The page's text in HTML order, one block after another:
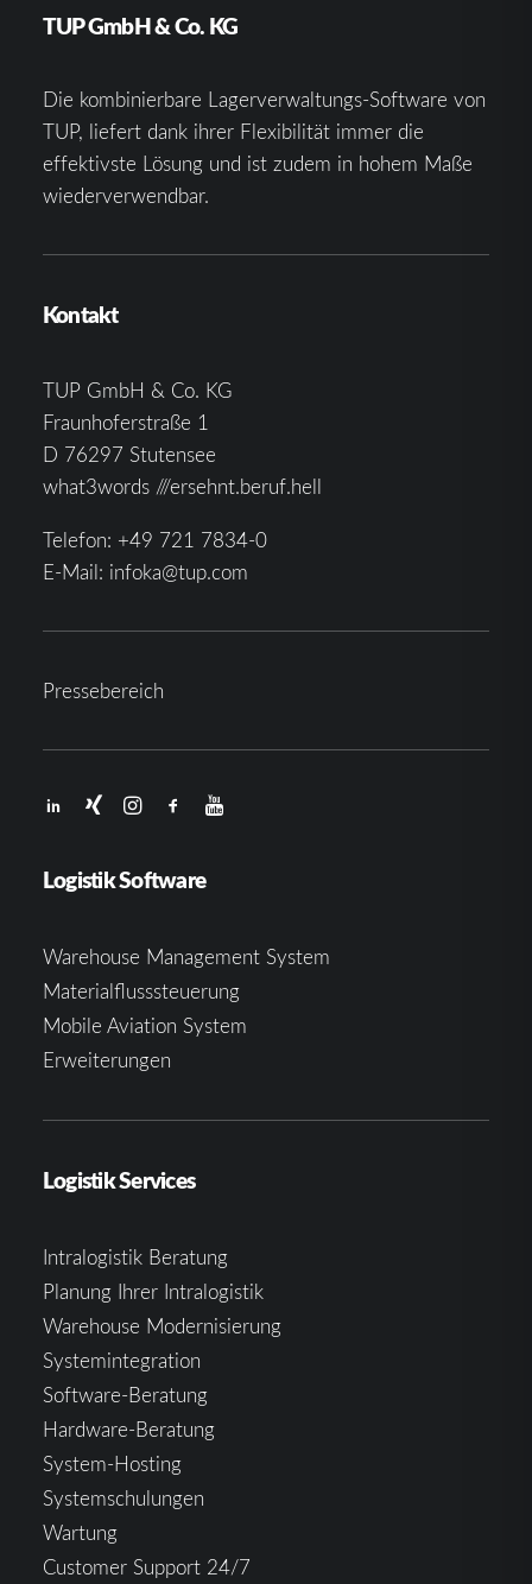
TUP GmbH & Co. KG
Die kombinierbare Lagerverwaltungs-Software von
TUP, liefert dank ihrer Flexibilität immer die
effektivste Lösung und ist zudem in hohem Maße
wiederverwendbar.
Kontakt
TUP GmbH & Co. KG
Fraunhoferstraße 1
D 76297 Stutensee
what3words ///ersehnt.beruf.hell
Telefon: +49 721 7834-0
E-Mail: infoka@tup.com
Pressebereich
Logistik Software
Warehouse Management System
Materialflusssteuerung
Mobile Aviation System
Erweiterungen
Logistik Services
Intralogistik Beratung
Planung Ihrer Intralogistik
Warehouse Modernisierung
Systemintegration
Software-Beratung
Hardware-Beratung
System-Hosting
Systemschulungen
Wartung
Customer Support 24/7